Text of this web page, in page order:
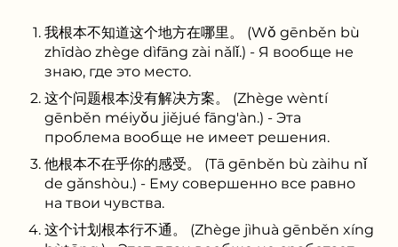
我根本不知道这个地方在哪里。 (Wǒ gēnběn bù
zhīdào zhège dìfāng zài nǎlǐ.) - Я вообще не
знаю, где это место.
这个问题根本没有解决方案。 (Zhège wèntí
gēnběn méiyǒu jiějué fāng'àn.) - Эта
проблема вообще не имеет решения.
他根本不在乎你的感受。 (Tā gēnběn bù zàihu nǐ
de gǎnshòu.) - Ему совершенно все равно
на твои чувства.
这个计划根本行不通。 (Zhège jìhuà gēnběn xíng